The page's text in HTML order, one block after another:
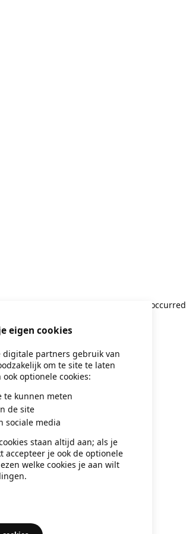
error: a client-side exception has occurred
eigen cookies
digitale partners gebruik van
om te site te laten
optionele cookies:
te kunnen meten
de site
sociale media
staan altijd aan; als je
accepteer je ook de optionele
welke cookies je aan wilt